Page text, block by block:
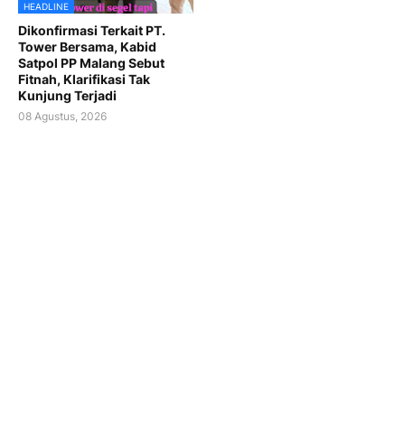
HEADLINE
Dikonfirmasi Terkait PT.
Tower Bersama, Kabid
Satpol PP Malang Sebut
Fitnah, Klarifikasi Tak
Kunjung Terjadi
08 Agustus, 2026